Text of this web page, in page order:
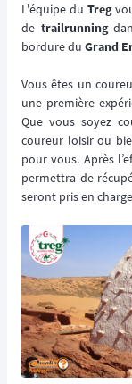
L'équipe du Treg
de trailrunning
bordure du Grand
Vous êtes un
une première
Que vous soyez
coureur loisir ou
pour vous. Après
permettra de
seront pris en